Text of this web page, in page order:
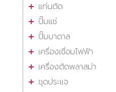
แท่นตัด
ปั๊มแช่
ปั๊มบาดาล
เครื่องเชื่อมไฟฟ้า
เครื่องตัดพลาสม่า
ชุดประแจ